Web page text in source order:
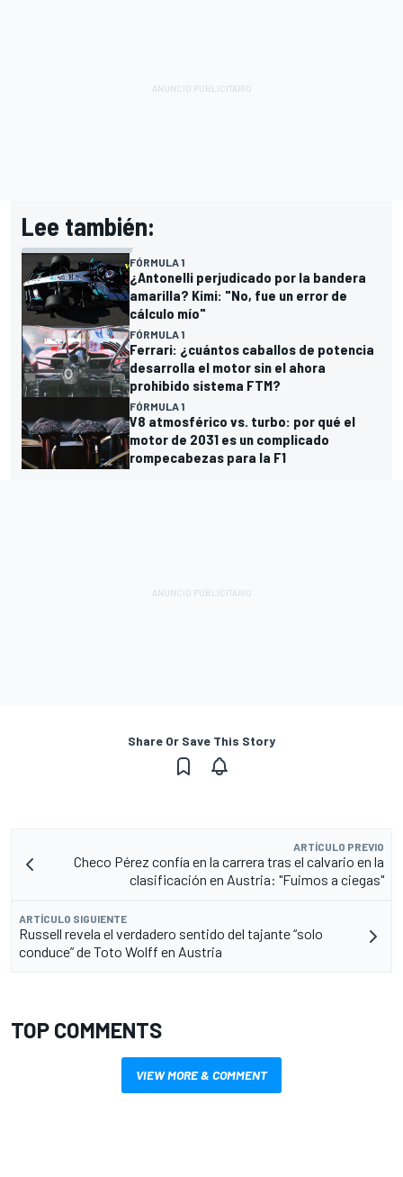
Lee también:
FÓRMULA 1
¿Antonelli perjudicado por la bandera
amarilla? Kimi: "No, fue un error de
cálculo mío"
FÓRMULA 1
Ferrari: ¿cuántos caballos de potencia
desarrolla el motor sin el ahora
prohibido sistema FTM?
FÓRMULA 1
V8 atmosférico vs. turbo: por qué el
motor de 2031 es un complicado
rompecabezas para la F1
Share Or Save This Story
ARTÍCULO PREVIO
Checo Pérez confía en la carrera tras el calvario en la
clasificación en Austria: "Fuimos a ciegas"
ARTÍCULO SIGUIENTE
Russell revela el verdadero sentido del tajante “solo
conduce” de Toto Wolff en Austria
TOP COMMENTS
VIEW MORE & COMMENT